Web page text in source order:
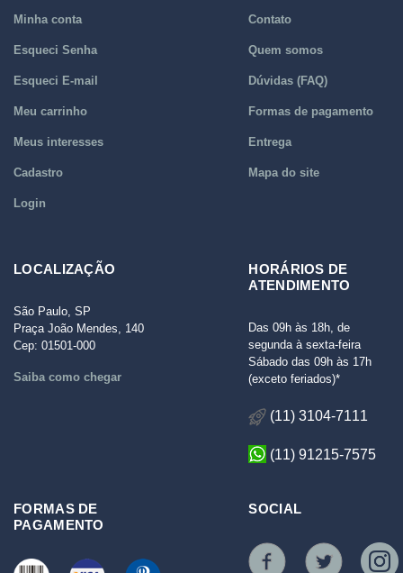
Minha conta
Esqueci Senha
Esqueci E-mail
Meu carrinho
Meus interesses
Cadastro
Login
Contato
Quem somos
Dúvidas (FAQ)
Formas de pagamento
Entrega
Mapa do site
LOCALIZAÇÃO
São Paulo, SP
Praça João Mendes, 140
Cep: 01501-000
Saiba como chegar
HORÁRIOS DE
ATENDIMENTO
Das 09h às 18h, de
segunda à sexta-feira
Sábado das 09h às 17h
(exceto feriados)*
(11) 3104-7111
(11) 91215-7575
FORMAS DE
PAGAMENTO
SOCIAL